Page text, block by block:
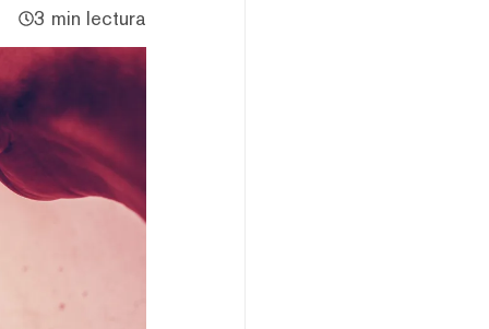
3 min lectura